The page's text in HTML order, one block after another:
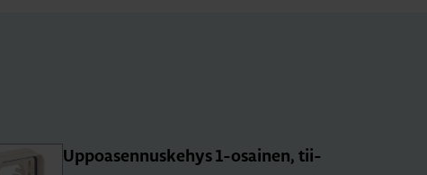
Up­poa­sen­nus­ke­hys 1-osai­nen, tii­